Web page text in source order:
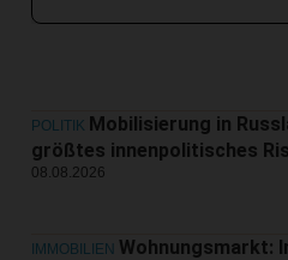
POLITIK Mobilisierung in
größtes innenpolitisches
08.08.2026
IMMOBILIEN Wohnungsmarkt: